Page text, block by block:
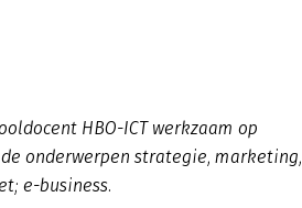
HBO-ICT werkzaam op
onderwerpen strategie, marketing,
e-business.